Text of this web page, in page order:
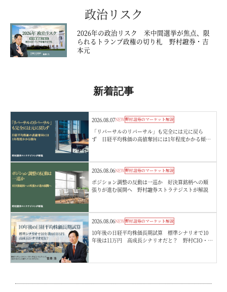
政治リスク
2026年の政治リスク 米中間選挙が焦点、限
られるトランプ政権の切り札 野村證券・吉
本元
新着記事
2026.08.07NEW野村證券のマーケット解説
「リバーサルのリバーサル」も完全には元に戻ら
ず 日経平均株価の高値奪回には1年程度かかる傾
2026.08.06NEW野村證券のマーケット解説
ポジション調整の反動は一巡か 好決算銘柄への順
張りが進む展開へ 野村證券ストラテジストが解説
2026.08.06NEW野村證券のマーケット解説
10年後の日経平均株価長期試算 標準シナリオで10
年後は11万円 高成長シナリオだと？ 野村CIO・宮